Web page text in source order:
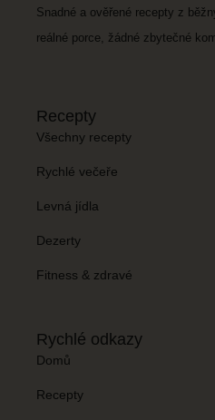
Snadné a ověřené recepty z
reálné porce, žádné zbytečné
Recepty
Všechny recepty
Rychlé večeře
Levná jídla
Dezerty
Fitness & zdravé
Rychlé odkazy
Domů
Recepty